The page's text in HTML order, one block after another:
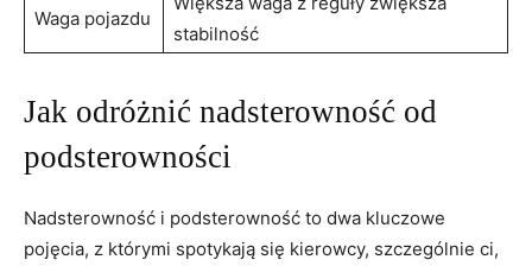
Waga⁤ pojazdu
‌stabilność
Jak odróżnić ​nadsterowność od
podsterowności
Nadsterowność i‍ podsterowność⁣ to ⁢dwa kluczowe⁣
pojęcia, z którymi spotykają się kierowcy, szczególnie ci,⁣